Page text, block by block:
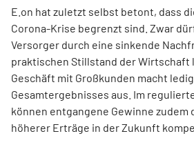
E.on hat zuletzt selbst betont, dass
Corona-Krise begrenzt sind. Zwar
Versorger durch eine sinkende
praktischen Stillstand der Wirtschaft
Geschäft mit Großkunden macht
Gesamtergebnisses aus. Im
können entgangene Gewinne zudem
höherer Erträge in der Zukunft